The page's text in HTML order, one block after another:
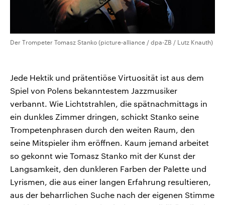
Der Trompeter Tomasz Stanko (picture-alliance / dpa-ZB / Lutz Knauth)
Jede Hektik und prätentiöse Virtuosität ist aus dem
Spiel von Polens bekanntestem Jazzmusiker
verbannt. Wie Lichtstrahlen, die spätnachmittags in
ein dunkles Zimmer dringen, schickt Stanko seine
Trompetenphrasen durch den weiten Raum, den
seine Mitspieler ihm eröffnen. Kaum jemand arbeitet
so gekonnt wie Tomasz Stanko mit der Kunst der
Langsamkeit, den dunkleren Farben der Palette und
Lyrismen, die aus einer langen Erfahrung resultieren,
aus der beharrlichen Suche nach der eigenen Stimme